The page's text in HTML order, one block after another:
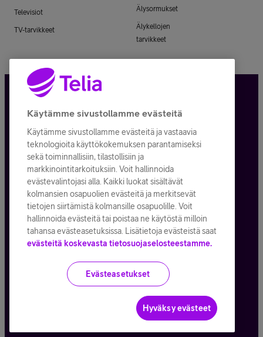
Televisiot
TV-tarvikkeet
Älysormukset
Älykellojen
tarvikkeet
Tietosuoja ja -turva
Tilauksen peruuttaminen
Käyttöehdot
Evästeiden käyttö
Toimitusehdot ja palvelukuvaukset
Kaikki hinnat ALV25,5%
© Telia Company2026
Käytämme sivustollamme evästeitä
Käytämme sivustollamme evästeitä ja vastaavia
teknologioita käyttökokemuksen parantamiseksi
sekä toiminnallisiin, tilastollisiin ja
markkinointitarkoituksiin. Voit hallinnoida
evästevalintojasi alla. Kaikki luokat sisältävät
kolmansien osapuolien evästeitä ja merkitsevät
tietojen siirtämistä kolmansille osapuolille. Voit
hallinnoida evästeitä tai poistaa ne käytöstä milloin
tahansa evästeasetuksissa. Lisätietoja evästeistä saat
evästeitä koskevasta tietosuojaselosteestamme.
Evästeasetukset
Hyväksy evästeet